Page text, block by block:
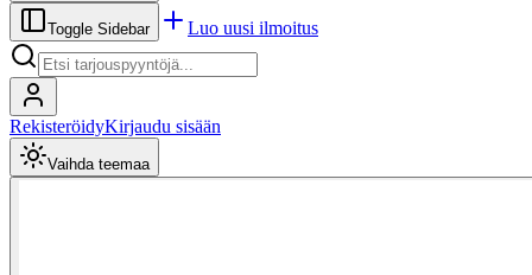
Toggle Sidebar Luo uusi ilmoitus
RekisteröidyKirjaudu sisään
Vaihda teemaa